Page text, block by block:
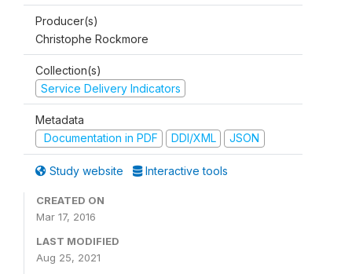
Producer(s)
Christophe Rockmore
Collection(s)
Service Delivery Indicators
Metadata
Documentation in PDF
DDI/XML JSON
Study website Interactive tools
CREATED ON
Mar 17, 2016
LAST MODIFIED
Aug 25, 2021